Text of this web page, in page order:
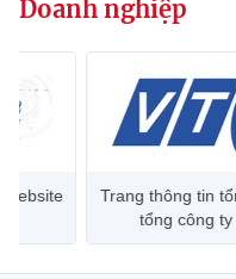
Doanh nghiệp
Trang thông tin tổng hợp về
tổng công ty VTC